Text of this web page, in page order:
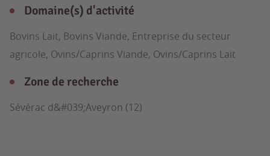
Domaine(s) d'activité
Bovins Lait, Bovins Viande, Entreprise du secteur
agricole, Ovins/Caprins Viande, Ovins/Caprins Lait
Zone de recherche
Sévérac d&#039;Aveyron (12)